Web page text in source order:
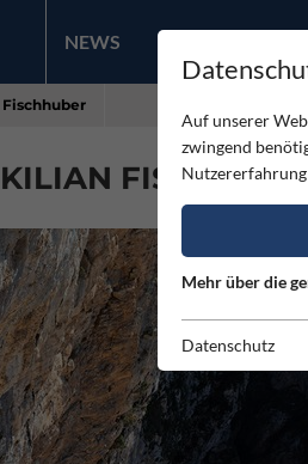
NEWS PRODUKTE
Auf unserer
zwingend
Nutzererfahrung
Mehr über die
Datenschutz